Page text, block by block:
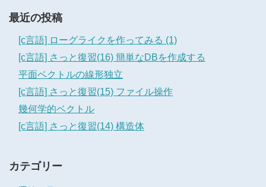
最近の投稿
[c言語] ローグライクを作ってみる (1)
[c言語] さっと復習(16) 簡単なDBを作成する
平面ベクトルの線形独立
[c言語] さっと復習(15) ファイル操作
幾何学的ベクトル
[c言語] さっと復習(14) 構造体
カテゴリー